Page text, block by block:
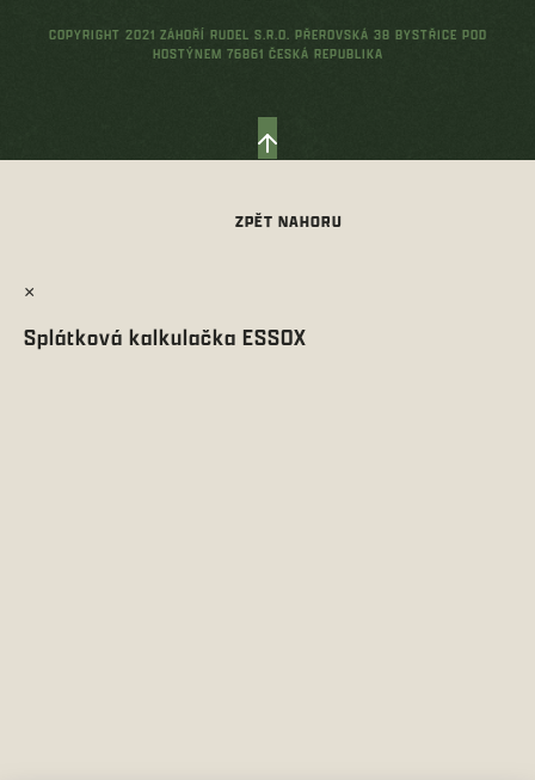
COPYRIGHT 2021 ZÁHOŘÍ RUDEL S.R.O. PŘEROVSKÁ 38 BYSTŘICE POD
HOSTÝNEM 76861 ČESKÁ REPUBLIKA
×
Splátková kalkulačka ESSOX